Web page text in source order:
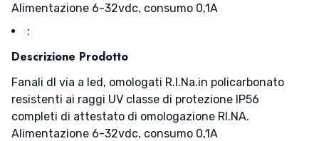
Alimentazione 6-32vdc, consumo 0,1A
:
Descrizione Prodotto
Fanali dl via a led, omologati R.I.Na.in policarbonato
resistenti ai raggi UV classe di protezione IP56
completi di attestato di omologazione RI.NA.
Alimentazione 6-32vdc, consumo 0,1A